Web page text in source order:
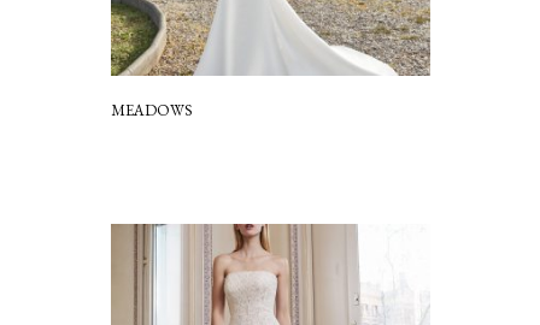
MEADOWS